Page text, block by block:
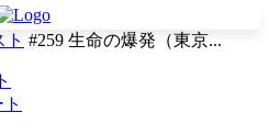
ト #259 生命の爆発（東京...